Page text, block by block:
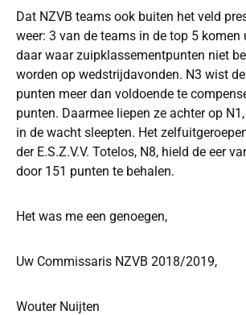
Dat NZVB teams ook buiten het veld
weer: 3 van de teams in de top 5 komen
daar waar zuipklassementpunten niet
worden op wedstrijdavonden. N3 wist
punten meer dan voldoende te
punten. Daarmee liepen ze achter op
in de wacht sleepten. Het
der E.S.Z.V.V. Totelos, N8, hield de eer
door 151 punten te behalen.
Het was me een genoegen,
Uw Commissaris NZVB 2018/2019,
Wouter Nuijten